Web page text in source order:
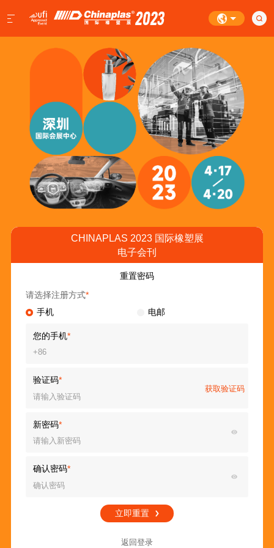
CHINAPLAS 2023 国际橡塑展
电子会刊
重置密码
请选择注册方式*
手机
电邮
您的手机*
验证码*
获取验证码
新密码*
确认密码*
立即重置
返回登录